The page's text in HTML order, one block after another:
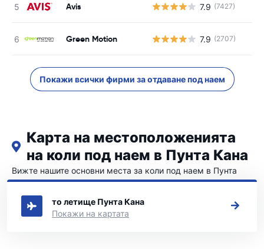
Avis 7.9 (7427)
Green Motion 7.9 (2707)
Покажи всички фирми за отдаване под наем
Карта на местоположенията
на коли под наем в Пунта Кана
Вижте нашите основни места за коли под наем в Пунта
Кана
то летище Пунта Кана
Покажи на картата